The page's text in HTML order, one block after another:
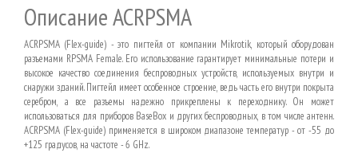
ОписаниеACRPSMA
ACRPSMA (Flex-guide) -это пигтейл от компании Mikrotik, который оборудован
разъемами RPSMA Female. Его использование гарантирует минимальные потери и
высокое качество соединения беспроводных устройств, используемых внутри и
снаружи зданий. Пигтейл имеет особенное строение, ведь часть его внутри покрыта
серебром, а все разъемы надежно прикреплены к переходнику. Он может
использоваться для приборов BaseBox и других беспроводных, в том числе антенн.
ACRPSMA (Flex-guide) применяется в широком диапазоне температур - от -55 до
+125 градусов, на частоте - 6 GHz.